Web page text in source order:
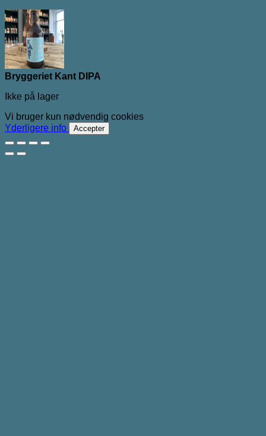
Bryggeriet Kant DIPA
Ikke på lager
Vi bruger kun nødvendig cookies
Yderligere info
Accepter